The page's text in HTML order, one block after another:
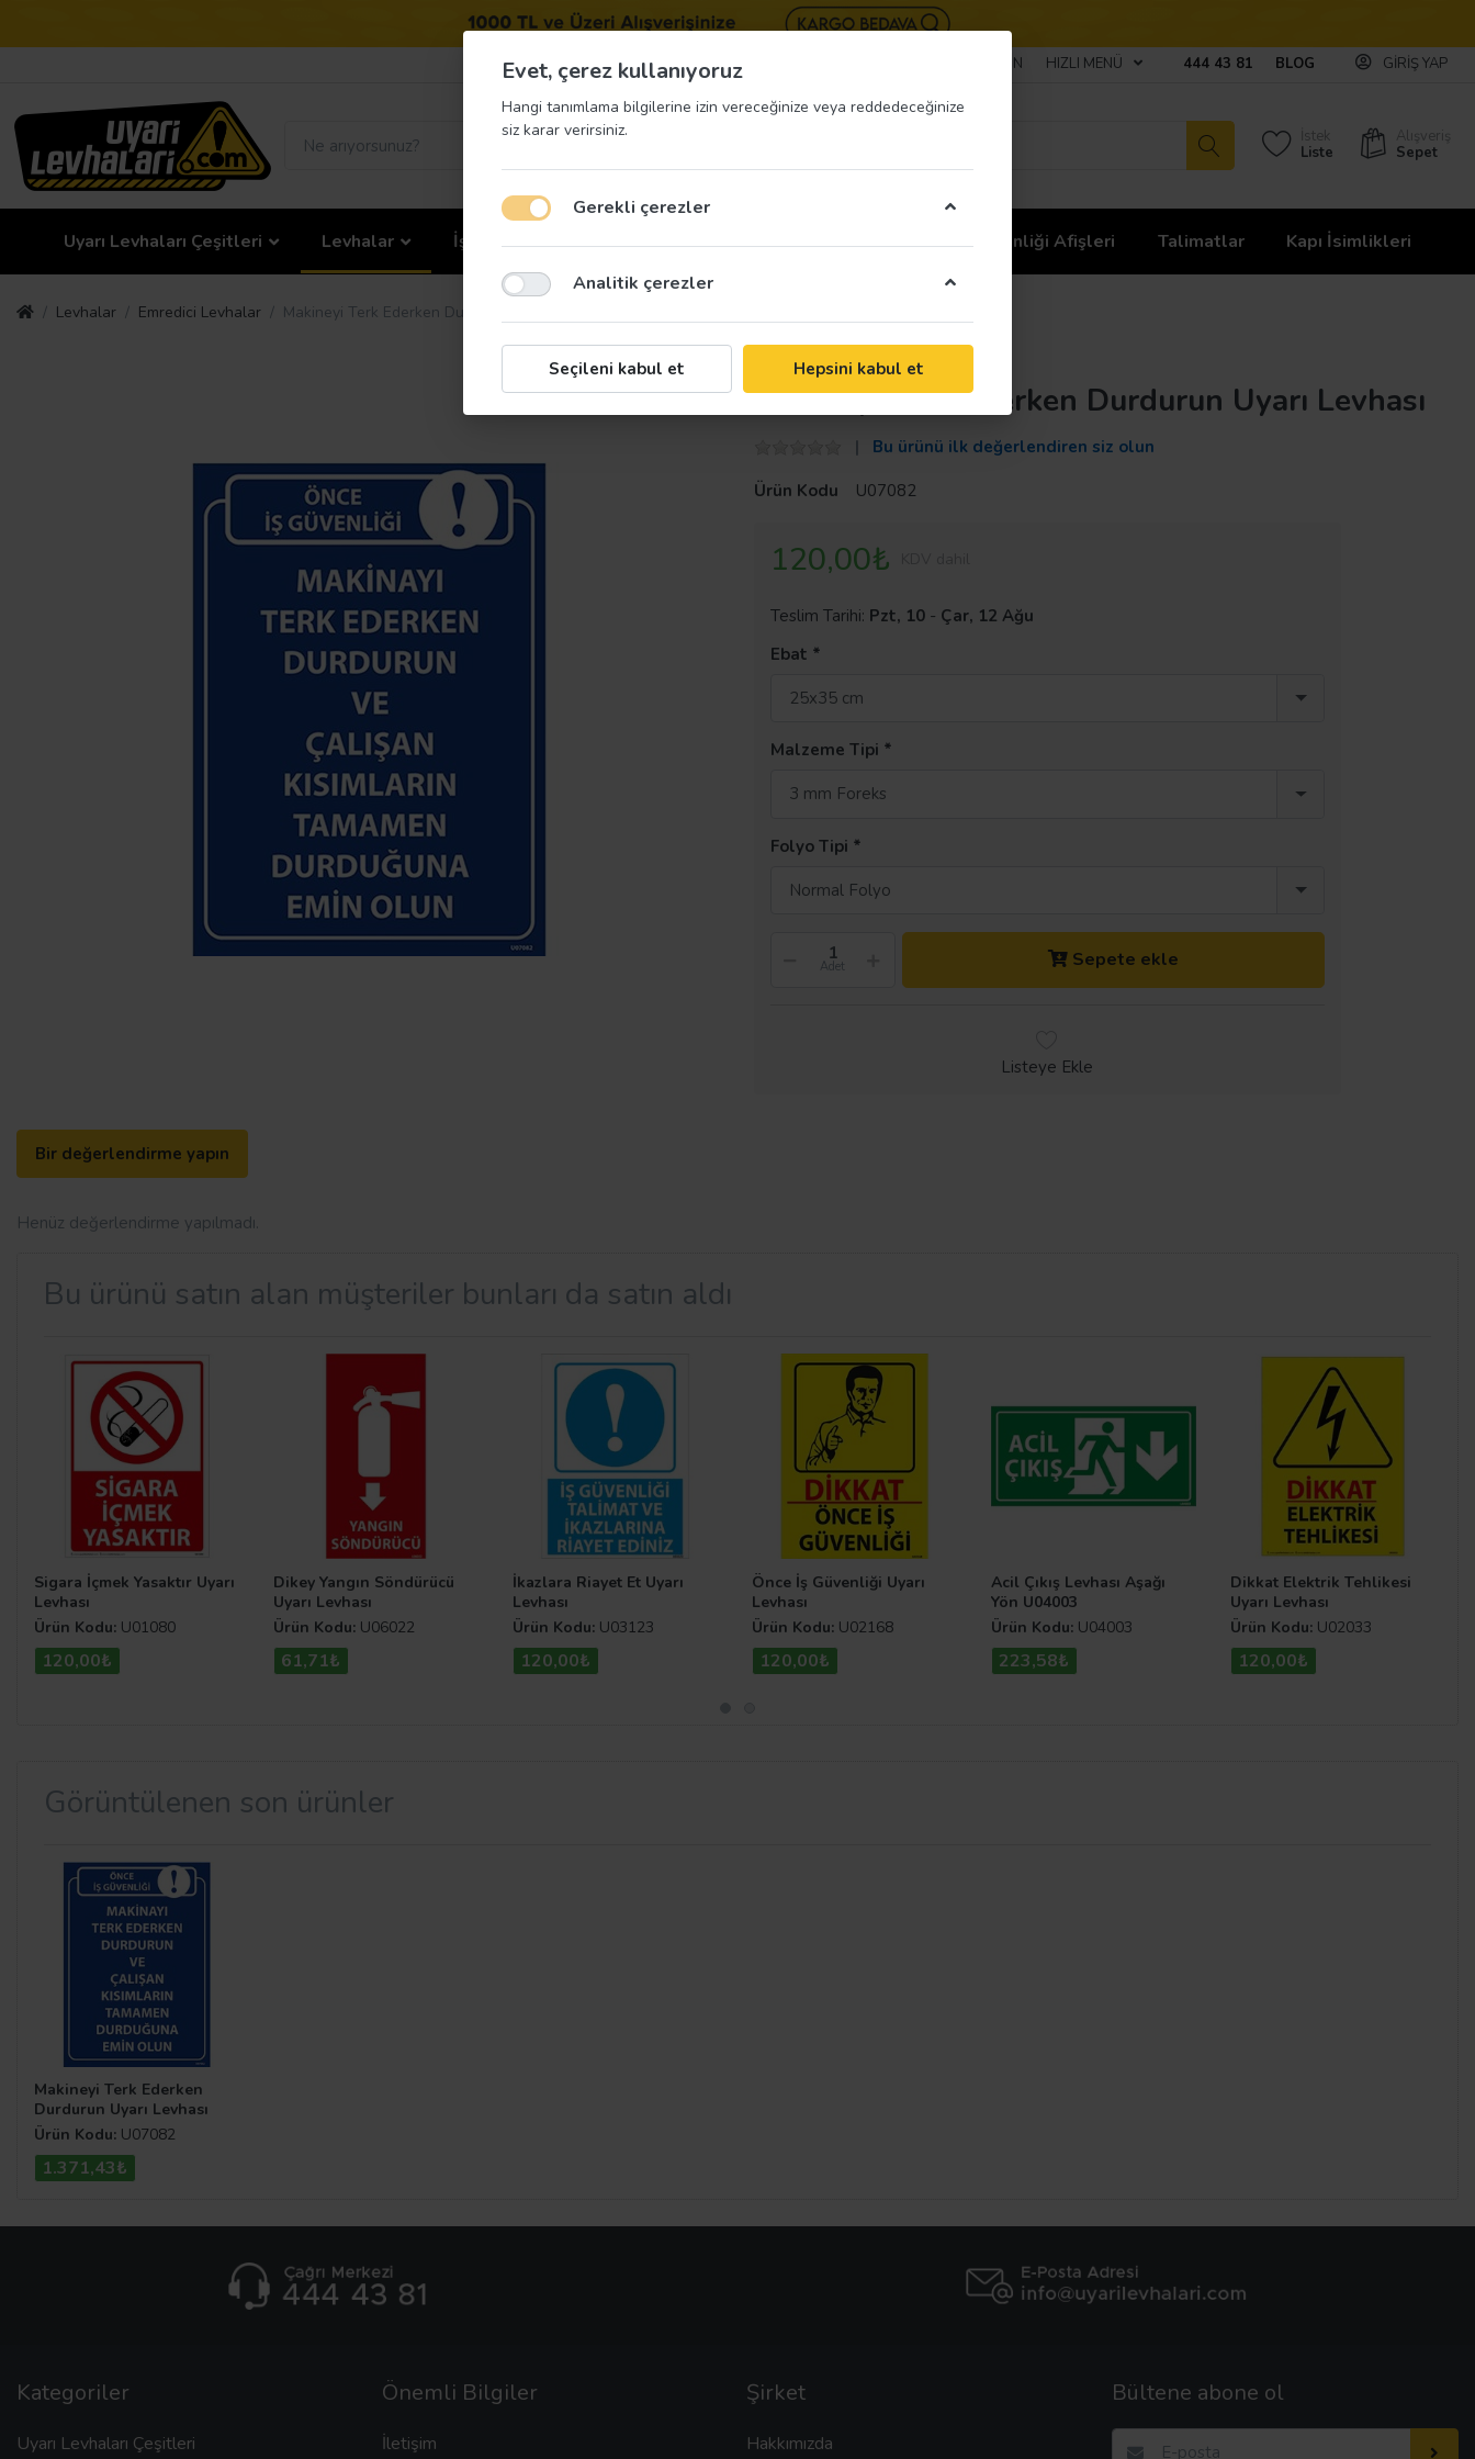
BIZE ULAŞIN HIZLI MENÜ 444 43 81 BLOG GIRIŞ YAP
İstek
Liste
Alışveriş
Sepet
Uyarı Levhaları Çeşitleri Levhalar İş Güvenliği Etiketleri İş Güvenliği Ekipmanları İş Güvenliği Afişleri Talimatlar Kapı İsimlikleri
Levhalar Emredici Levhalar Makineyi Terk Ederken Durdurun Uyarı Levhası
Taroks
Makineyi Terk Ederken Durdurun Uyarı Levhası
Bu ürünü ilk değerlendiren siz olun
Ürün Kodu
U07082
120,00₺
Teslim Tarihi: Pzt, 10 - Çar, 12 Ağu
Ebat
25x35 cm
Malzeme Tipi
3 mm Foreks
Folyo Tipi
Normal Folyo
Adet Sepete ekle
Listeye Ekle
Bir değerlendirme yapın
Henüz değerlendirme yapılmadı.
Bu ürünü satın alan müşteriler bunları da satın aldı
Sigara İçmek Yasaktır Uyarı
Levhası
Ürün Kodu: U01080
120,00₺
Dikey Yangın Söndürücü
Uyarı Levhası
Ürün Kodu: U06022
61,71₺
İkazlara Riayet Et Uyarı
Levhası
Ürün Kodu: U03123
120,00₺
Önce İş Güvenliği Uyarı
Levhası
Ürün Kodu: U02168
120,00₺
Acil Çıkış Levhası Aşağı
Yön U04003
Ürün Kodu: U04003
223,58₺
Dikkat Elektrik Tehlikesi
Uyarı Levhası
Ürün Kodu: U02033
120,00₺
Görüntülenen son ürünler
Makineyi Terk Ederken
Durdurun Uyarı Levhası
Ürün Kodu: U07082
1.371,43₺
Kategoriler
Uyarı Levhaları Çeşitleri
Önemli Bilgiler
İletişim
Şirket
Hakkımızda
Bültene abone ol
Evet, çerez kullanıyoruz
Hangi tanımlama bilgilerine izin vereceğinize veya reddedeceğinize
siz karar verirsiniz.
Gerekli çerezler
Analitik çerezler
Seçileni kabul et Hepsini kabul et